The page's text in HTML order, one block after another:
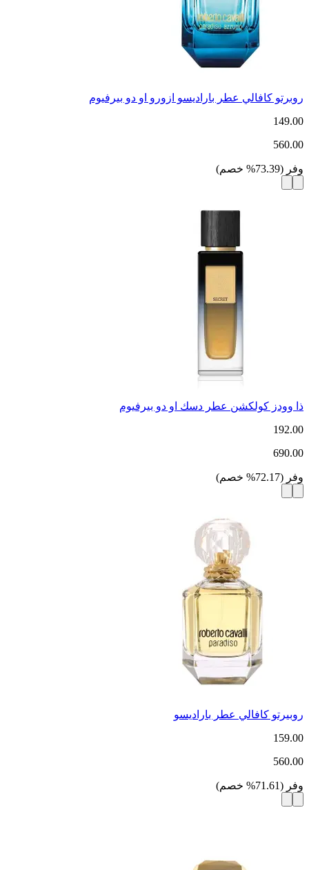
روبرتو كافالي عطر باراديسو ازورو او دو بيرفيوم
149.00
560.00
وفر (
73.39
% خصم)
ذا وودز كولكشن عطر دسك او دو بيرفيوم
192.00
690.00
وفر (
72.17
% خصم)
روبيرتو كافالي عطر باراديسو
159.00
560.00
وفر (
71.61
% خصم)